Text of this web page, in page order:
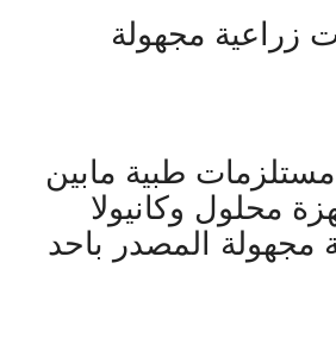
زراعية مجهولة
مستلزمات طبية مابين
محلول وكانيولا
مجهولة المصدر باحد